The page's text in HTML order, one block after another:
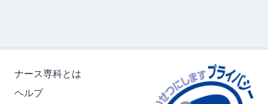
ナース専科とは
ヘルプ